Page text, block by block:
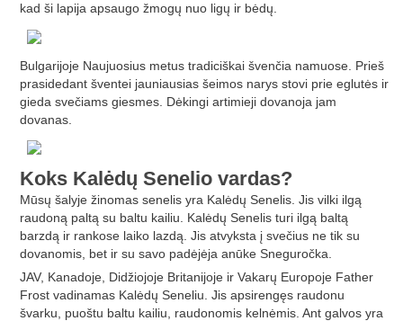
kad ši lapija apsaugo žmogų nuo ligų ir bėdų.
Bulgarijoje Naujuosius metus tradiciškai švenčia namuose. Prieš
prasidedant šventei jauniausias šeimos narys stovi prie eglutės ir
gieda svečiams giesmes. Dėkingi artimieji dovanoja jam
dovanas.
Koks Kalėdų Senelio vardas?
Mūsų šalyje žinomas senelis yra Kalėdų Senelis. Jis vilki ilgą
raudoną paltą su baltu kailiu. Kalėdų Senelis turi ilgą baltą
barzdą ir rankose laiko lazdą. Jis atvyksta į svečius ne tik su
dovanomis, bet ir su savo padėjėja anūke Sneguročka.
JAV, Kanadoje, Didžiojoje Britanijoje ir Vakarų Europoje Father
Frost vadinamas Kalėdų Seneliu. Jis apsirengęs raudonu
švarku, puoštu baltu kailiu, raudonomis kelnėmis. Ant galvos yra